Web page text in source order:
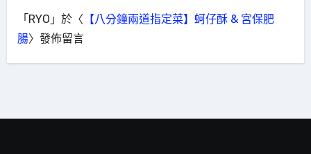
「RYO 」於〈 【八分鐘兩道指定菜】蚵仔酥 & 宮保肥
腸〉發佈留言